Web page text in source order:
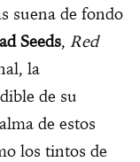
suena de fondo
Seeds, Red
la
de su
de estos
los tintos de